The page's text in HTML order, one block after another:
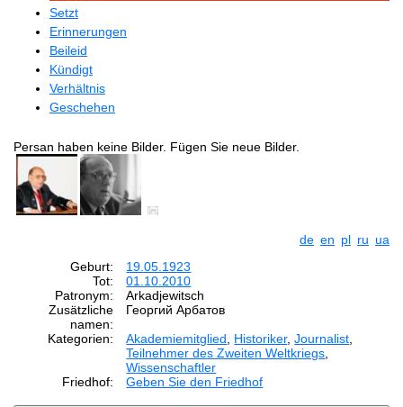
Setzt
Erinnerungen
Beileid
Kündigt
Verhältnis
Geschehen
Persan haben keine Bilder. Fügen Sie neue Bilder.
de en pl ru ua
Geburt:
19.05.1923
Tot:
01.10.2010
Patronym:
Arkadjewitsch
Zusätzliche
namen:
Георгий Арбатов
Kategorien:
Akademiemitglied Historiker,Journalist
Teilnehmer des Zweiten Weltkriegs
Wissenschaftler
Friedhof:
Geben Sie den Friedhof